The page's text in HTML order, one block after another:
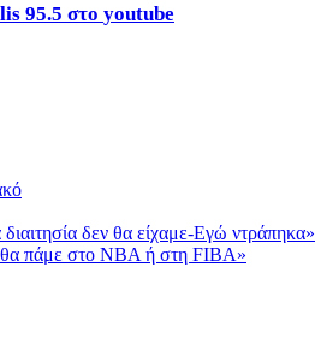
95.5 στο youtube
δεν θα είχαμε-Εγώ ντράπηκα»
θα πάμε στο ΝΒΑ ή στη FIBA»